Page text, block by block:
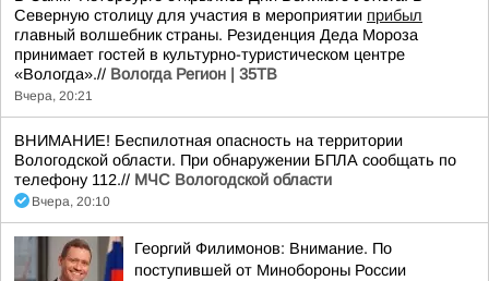
Северную столицу для участия в мероприятии прибыл
главный волшебник страны. Резиденция Деда Мороза
принимает гостей в культурно-туристическом центре
«Вологда».// Вологда Регион | 35ТВ
Вчера, 20:21
ВНИМАНИЕ! Беспилотная опасность на территории
Вологодской области. При обнаружении БПЛА сообщать по
телефону 112.// МЧС Вологодской области
Вчера, 20:10
Георгий Филимонов: Внимание. По
поступившей от Минобороны России